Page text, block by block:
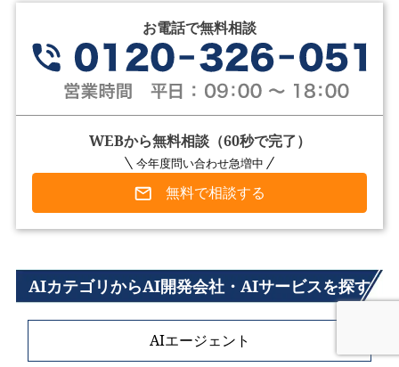
お電話で無料相談
WEBから無料相談（60秒で完了）
今年度問い合わせ急増中
無料で相談する
AIカテゴリからAI開発会社・AIサービスを探す
AIエージェント